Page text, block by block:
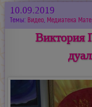
10.09.2019
Темы: Видео, Медиатека
Виктория